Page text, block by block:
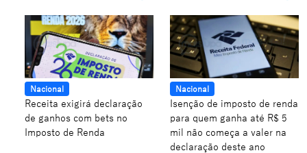
Nacional
Receita exigirá declaração
de ganhos com bets no
Imposto de Renda
Nacional
Isenção de imposto de renda
para quem ganha até R$ 5
mil não começa a valer na
declaração deste ano